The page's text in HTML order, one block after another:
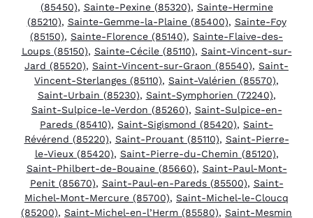
(85450), Sainte-Pexine (85320), Sainte-Hermine
(85210), Sainte-Gemme-la-Plaine (85400), Sainte-Foy
(85150), Sainte-Florence (85140), Sainte-Flaive-des-
Loups (85150), Sainte-Cécile (85110), Saint-Vincent-sur-
Jard (85520), Saint-Vincent-sur-Graon (85540), Saint-
Vincent-Sterlanges (85110), Saint-Valérien (85570),
Saint-Urbain (85230), Saint-Symphorien (72240),
Saint-Sulpice-le-Verdon (85260), Saint-Sulpice-en-
Pareds (85410), Saint-Sigismond (85420), Saint-
Révérend (85220), Saint-Prouant (85110), Saint-Pierre-
le-Vieux (85420), Saint-Pierre-du-Chemin (85120),
Saint-Philbert-de-Bouaine (85660), Saint-Paul-Mont-
Penit (85670), Saint-Paul-en-Pareds (85500), Saint-
Michel-Mont-Mercure (85700), Saint-Michel-le-Cloucq
(85200), Saint-Michel-en-l’Herm (85580), Saint-Mesmin